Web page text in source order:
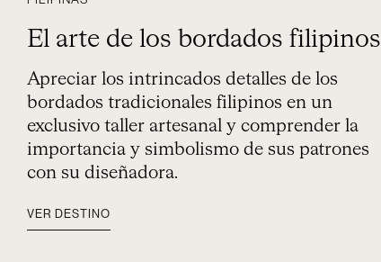
El arte de los bordados filipinos
Apreciar los intrincados detalles de los
bordados tradicionales filipinos en un
exclusivo taller artesanal y comprender la
importancia y simbolismo de sus patrones
con su diseñadora.
VER DESTINO